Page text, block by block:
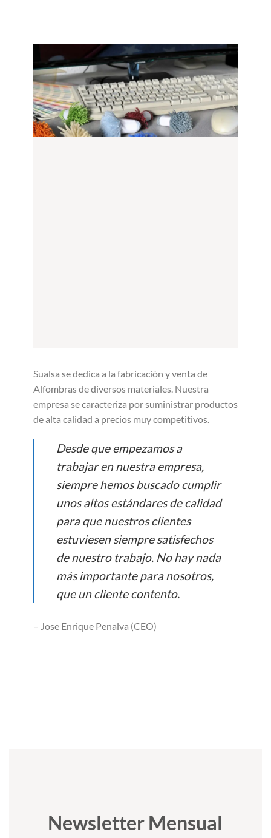
Sualsa se dedica a la fabricación y venta de
Alfombras de diversos materiales. Nuestra
empresa se caracteriza por suministrar productos
de alta calidad a precios muy competitivos.
Desde que empezamos a
trabajar en nuestra empresa,
siempre hemos buscado cumplir
unos altos estándares de calidad
para que nuestros clientes
estuviesen siempre satisfechos
de nuestro trabajo. No hay nada
más importante para nosotros,
que un cliente contento.
– Jose Enrique Penalva (CEO)
Newsletter Mensual